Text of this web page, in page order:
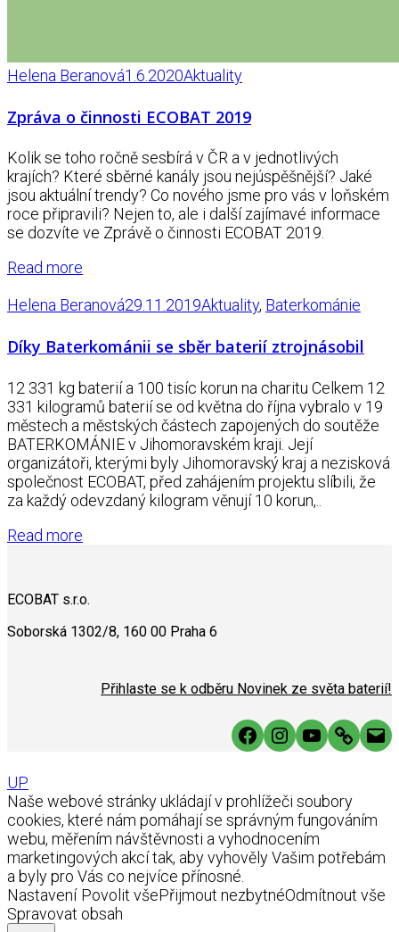
Helena Beranová1.6.2020Aktuality
Zpráva o činnosti ECOBAT 2019
Kolik se toho ročně sesbírá v ČR a v jednotlivých
krajích? Které sběrné kanály jsou nejúspěšnější? Jaké
jsou aktuální trendy? Co nového jsme pro vás v loňském
roce připravili? Nejen to, ale i další zajímavé informace
se dozvíte ve Zprávě o činnosti ECOBAT 2019.
Read more
Helena Beranová29.11.2019Aktuality, Baterkománie
Díky Baterkománii se sběr baterií ztrojnásobil
12 331 kg baterií a 100 tisíc korun na charitu Celkem 12
331 kilogramů baterií se od května do října vybralo v 19
městech a městských částech zapojených do soutěže
BATERKOMÁNIE v Jihomoravském kraji. Její
organizátoři, kterými byly Jihomoravský kraj a nezisková
společnost ECOBAT, před zahájením projektu slíbili, že
za každý odevzdaný kilogram věnují 10 korun,..
Read more
ECOBAT s.r.o.
Soborská 1302/8, 160 00 Praha 6
Přihlaste se k odběru Novinek ze světa baterií!
Facebook
Instagram
YouTube
Link
UP
Naše webové stránky ukládají v prohlížeči soubory
cookies, které nám pomáhají se správným fungováním
webu, měřením návštěvnosti a vyhodnocením
marketingových akcí tak, aby vyhověly Vašim potřebám
a byly pro Vás co nejvíce přínosné.
Nastavení Povolit všePřijmout nezbytnéOdmítnout vše
Spravovat obsah